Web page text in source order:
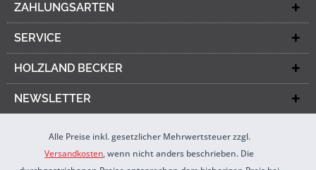
ZAHLUNGSARTEN
SERVICE
HOLZLAND BECKER
NEWSLETTER
Alle Preise inkl. gesetzlicher Mehrwertsteuer zzgl.
Versandkosten, wenn nicht anders beschrieben. Die